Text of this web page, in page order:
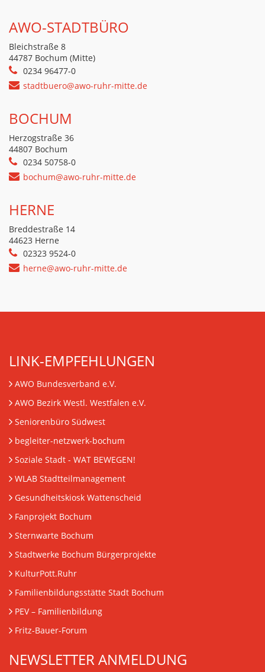
AWO-STADTBÜRO
Bleichstraße 8
44787 Bochum (Mitte)
0234 96477-0
stadtbuero@awo-ruhr-mitte.de
BOCHUM
Herzogstraße 36
44807 Bochum
0234 50758-0
bochum@awo-ruhr-mitte.de
HERNE
Breddestraße 14
44623 Herne
02323 9524-0
herne@awo-ruhr-mitte.de
LINK-EMPFEHLUNGEN
AWO Bundesverband e.V.
AWO Bezirk Westl. Westfalen e.V.
Seniorenbüro Südwest
begleiter-netzwerk-bochum
Soziale Stadt - WAT BEWEGEN!
WLAB Stadtteilmanagement
Gesundheitskiosk Wattenscheid
Fanprojekt Bochum
Sternwarte Bochum
Stadtwerke Bochum Bürgerprojekte
KulturPott.Ruhr
Familienbildungsstätte Stadt Bochum
PEV– Familienbildung
Fritz-Bauer-Forum
NEWSLETTER ANMELDUNG